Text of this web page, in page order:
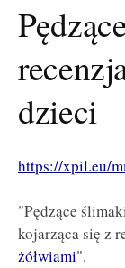
dzieci
https://xpil.eu/
"Pędzące
kojarząca się z
żółwiami".